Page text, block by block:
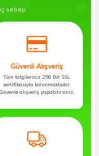
sebep.
Güvenli Alışveriş
Tüm bilgileriniz 256 Bit SSL
sertifikasıyla korunmaktadır.
Güvenle alışveriş yapabilirsiniz.